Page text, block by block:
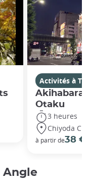
Activités à
Akihabara,
Otaku
3 heures
Chiyoda City
à partir de38 €
Angle